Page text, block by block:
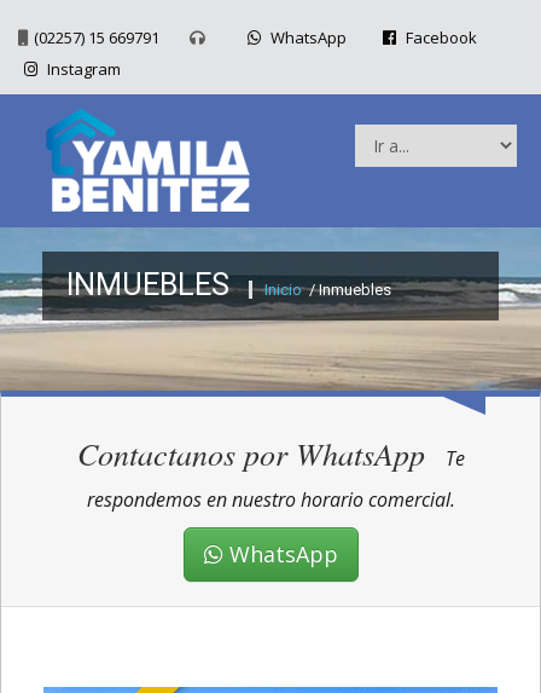
(02257) 15 669791 WhatsApp
Facebook
Instagram
INMUEBLES Inicio / Inmuebles
Contactanos por WhatsApp
Te
respondemos en nuestro horario comercial.
WhatsApp